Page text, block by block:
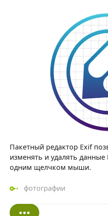
Пакетный редактор Exif
изменять и удалять
одним щелчком мыши.
фотографии